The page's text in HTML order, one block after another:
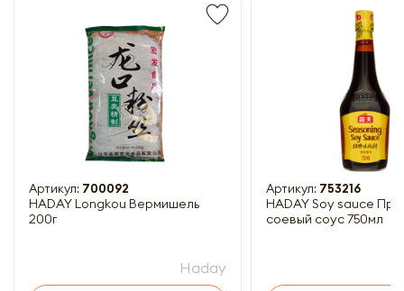
Артикул: 700092
HADAY Longkou Вермишель
200г
Haday
Артикул: 753216
HADAY Soy sauce
соевый соус 750мл
Получить прайс-лист
Обязательны к заполнению